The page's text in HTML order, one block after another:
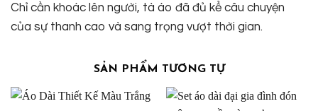
Chỉ cần khoác lên người, tà áo đã đủ kể câu chuyện
của sự thanh cao và sang trọng vượt thời gian.
SẢN PHẨM TƯƠNG TỰ